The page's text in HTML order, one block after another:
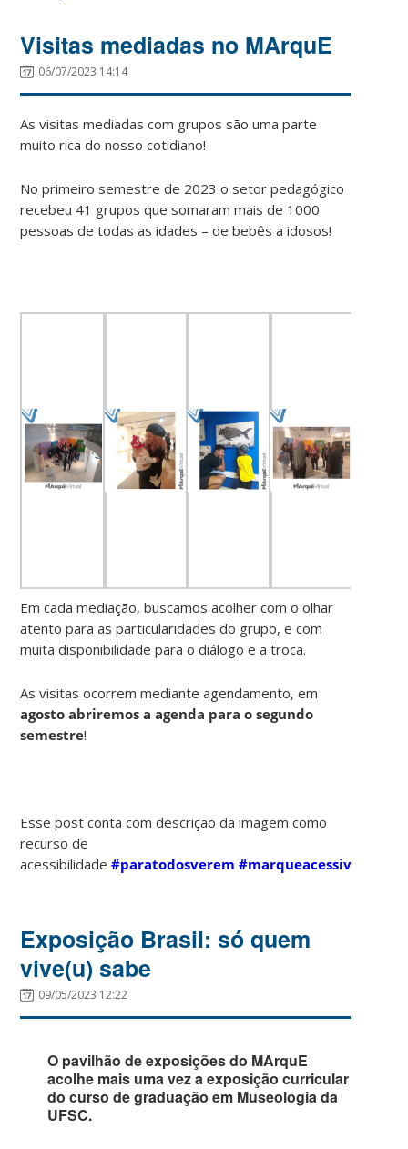
Visitas mediadas no MArquE
06/07/2023 14:14
As visitas mediadas com grupos são uma parte
muito rica do nosso cotidiano!
No primeiro semestre de 2023 o setor pedagógico
recebeu 41 grupos que somaram mais de 1000
pessoas de todas as idades – de bebês a idosos!
Em cada mediação, buscamos acolher com o olhar
atento para as particularidades do grupo, e com
muita disponibilidade para o diálogo e a troca.
As visitas ocorrem mediante agendamento, em
agosto abriremos a agenda para o segundo
semestre!
Esse post conta com descrição da imagem como
recurso de
acessibilidade#paratodosverem #marqueacessivel
Exposição Brasil: só quem
vive(u) sabe
09/05/2023 12:22
O pavilhão de exposições do MArquE
acolhe mais uma vez a exposição curricular
do curso de graduação em Museologia da
UFSC.